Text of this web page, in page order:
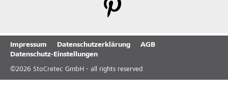
Impressum Datenschutzerklärung
AGB
Datenschutz-Einstellungen
©2026 StoCretec GmbH - all rights reserved